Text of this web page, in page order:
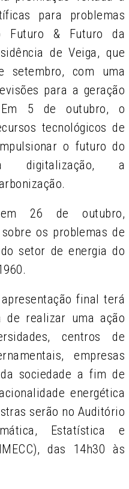
para problemas
Futuro & Futuro da
de Veiga, que
setembro, com uma
para a geração
5 de outubro, o
tecnológicos de
o futuro do
digitalização, a
26 de outubro,
os problemas de
setor de energia do
final terá
de realizar uma ação
centros de
empresas
sociedade a fim de
energética
serão no Auditório
Estatística e
das 14h30 às